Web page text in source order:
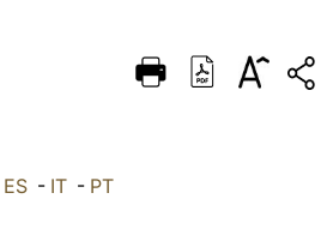
DEUTSCH
ES - IT - PT